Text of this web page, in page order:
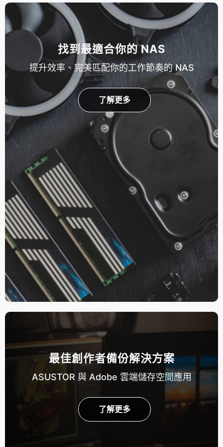
找到最適合你的 NAS
提升效率、完美匹配你的工作節奏的 NAS
了解更多
最佳創作者備份解決方案
ASUSTOR 與 Adobe 雲端儲存空間應用
了解更多